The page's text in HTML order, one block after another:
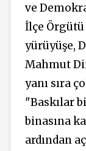
ve
İlçe
yürüyüşe,
Mahmut
yanı sıra
"Baskılar
binasına
ardından